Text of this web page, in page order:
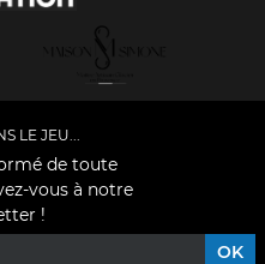
LE JEU...
de toute
vous à notre
!